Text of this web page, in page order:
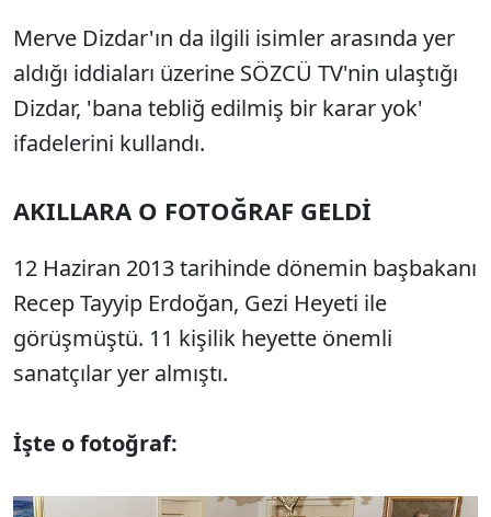
Merve Dizdar'ın da ilgili isimler arasında yer
aldığı iddiaları üzerine SÖZCÜ TV'nin ulaştığı
Dizdar, 'bana tebliğ edilmiş bir karar yok'
ifadelerini kullandı.
AKILLARA O FOTOĞRAF GELDİ
12 Haziran 2013 tarihinde dönemin başbakanı
Recep Tayyip Erdoğan, Gezi Heyeti ile
görüşmüştü. 11 kişilik heyette önemli
sanatçılar yer almıştı.
İşte o fotoğraf: